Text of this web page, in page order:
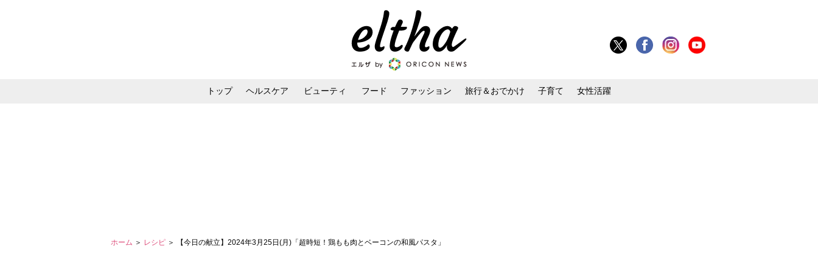
トップ ヘルスケア ビューティ フード ファッション 旅行＆おでかけ 子育て 女性活躍
ホーム ＞ レシピ ＞ 【今日の献立】2024年3月25日(月)「超時短！鶏もも肉とベーコンの和風パスタ」